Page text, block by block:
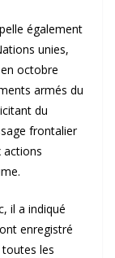
également
unies,
octobre
armés du
du
frontalier
actions
il a indiqué
enregistré
les